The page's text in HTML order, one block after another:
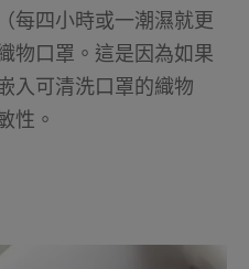
每四小時或一潮濕就更
物口罩。這是因為如果
入可清洗口罩的織物
性。